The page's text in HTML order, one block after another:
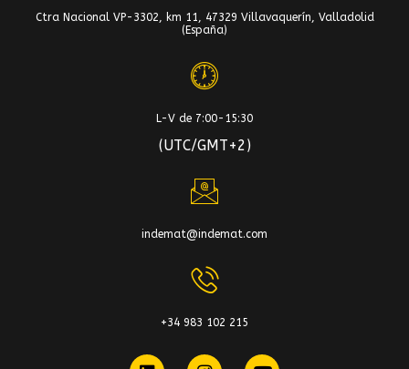
Ctra Nacional VP-3302, km 11, 47329 Villavaquerín, Valladolid
(España)
L-V de 7:00-15:30
(UTC/GMT+2)
indemat@indemat.com
+34 983 102 215